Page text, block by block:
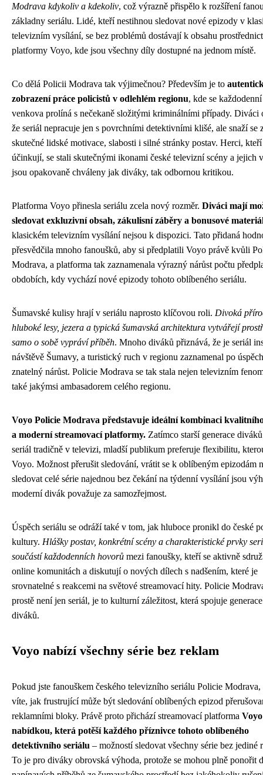
Modrava kdykoliv a kdekoliv, což výrazně přispělo k rozšíření
základny seriálu. Lidé, kteří nestihnou sledovat nové epizody v
televizním vysílání, se bez problémů dostávají k obsahu
platformy Voyo, kde jsou všechny díly dostupné na jednom místě.
Co dělá Policii Modrava tak výjimečnou? Především je to
zobrazení práce policistů v odlehlém regionu, kde se
venkova prolíná s nečekaně složitými kriminálními případy. Diváci
že seriál nepracuje jen s povrchními detektivními klišé, ale snaží se
skutečné lidské motivace, slabosti i silné stránky postav. Herci,
účinkují, se stali skutečnými ikonami české televizní scény a jejich
jsou opakovaně chváleny jak diváky, tak odbornou kritikou.
Platforma Voyo přinesla seriálu zcela nový rozměr. Diváci mají
sledovat exkluzivní obsah, zákulisní záběry a bonusové
klasickém televizním vysílání nejsou k dispozici. Tato přidaná
přesvědčila mnoho fanoušků, aby si předplatili Voyo právě kvůli
Modrava, a platforma tak zaznamenala výrazný nárůst počtu
obdobích, kdy vychází nové epizody tohoto oblíbeného seriálu.
Šumavské kulisy hrají v seriálu naprosto klíčovou roli. Divoká
hluboké lesy, jezera a typická šumavská architektura vytvářejí
samo o sobě vypráví příběh. Mnoho diváků přiznává, že je seriál
návštěvě Šumavy, a turistický ruch v regionu zaznamenal po
znatelný nárůst. Policie Modrava se tak stala nejen televizním
také jakýmsi ambasadorem celého regionu.
Voyo Policie Modrava představuje ideální kombinaci
a moderní streamovací platformy. Zatímco starší generace
seriál tradičně v televizi, mladší publikum preferuje flexibilitu,
Voyo. Možnost přerušit sledování, vrátit se k oblíbeným epizodám
sledovat celé série najednou bez čekání na týdenní vysílání jsou
moderní divák považuje za samozřejmost.
Úspěch seriálu se odráží také v tom, jak hluboce pronikl do české
kultury. Hlášky postav, konkrétní scény a charakteristické prvky
součástí každodenních hovorů mezi fanoušky, kteří se aktivně
online komunitách a diskutují o nových dílech s nadšením, které je
srovnatelné s reakcemi na světové streamovací hity. Policie
prostě není jen seriál, je to kulturní záležitost, která spojuje
diváků.
Voyo nabízí všechny série bez reklam
Pokud jste fanouškem českého televizního seriálu Policie Modrava,
víte, jak frustrující může být sledování oblíbených epizod
reklamními bloky. Právě proto přichází streamovací platforma
nabídkou, která potěší každého příznivce tohoto oblíbeného
detektivního seriálu – možností sledovat všechny série bez jediné
To je pro diváky obrovská výhoda, protože se mohou plně ponořit